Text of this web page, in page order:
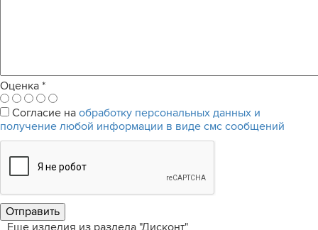
Оценка *
Согласие на обработку персональных данных и
получение любой информации в виде смс сообщений
Еще изделия из раздела "Дисконт"